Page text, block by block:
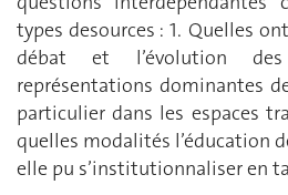
types desources : 1. Quelles
débat et l’évolution
représentations dominantes
particulier dans les espaces
quelles modalités l’éducation
elle pu s’institutionnaliser en